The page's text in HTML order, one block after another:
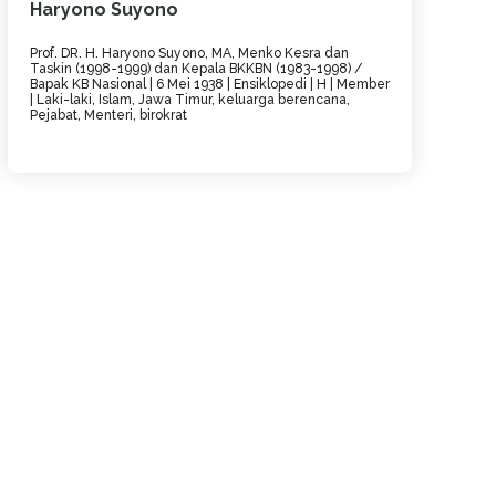
Haryono Suyono
Prof. DR. H. Haryono Suyono, MA, Menko Kesra dan
Taskin (1998-1999) dan Kepala BKKBN (1983-1998) /
Bapak KB Nasional | 6 Mei 1938 | Ensiklopedi | H | Member
| Laki-laki, Islam, Jawa Timur, keluarga berencana,
Pejabat, Menteri, birokrat